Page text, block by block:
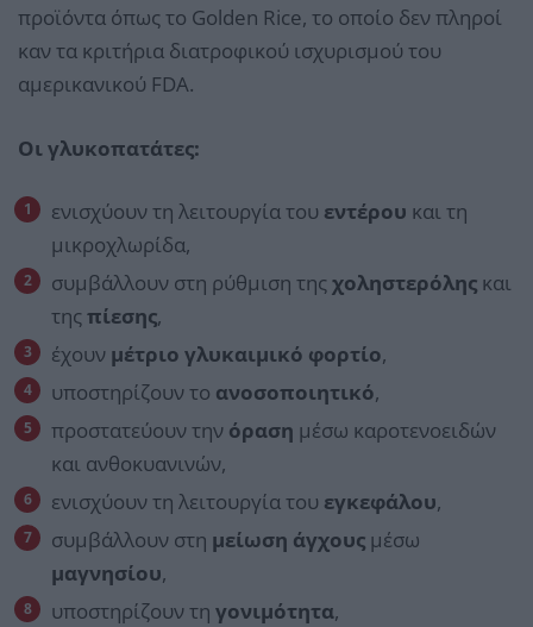
προϊόντα όπως το Golden Rice, το οποίο δεν πληροί
καν τα κριτήρια διατροφικού ισχυρισμού του
αμερικανικού FDA.
Οι γλυκοπατάτες:
ενισχύουν τη λειτουργία του εντέρου και τη
μικροχλωρίδα,
συμβάλλουν στη ρύθμιση της χοληστερόλης και
της πίεσης,
έχουν μέτριο γλυκαιμικό φορτίο,
υποστηρίζουν το ανοσοποιητικό,
προστατεύουν την όραση μέσω καροτενοειδών
και ανθοκυανινών,
ενισχύουν τη λειτουργία του εγκεφάλου,
συμβάλλουν στη μείωση άγχους μέσω
μαγνησίου,
υποστηρίζουν τη γονιμότητα,